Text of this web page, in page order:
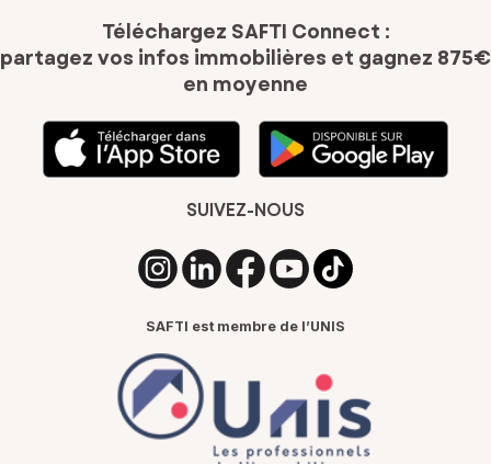
Téléchargez SAFTI Connect :
partagez vos infos immobilières et gagnez 875€
en moyenne
SUIVEZ-NOUS
SAFTI est membre de l’UNIS